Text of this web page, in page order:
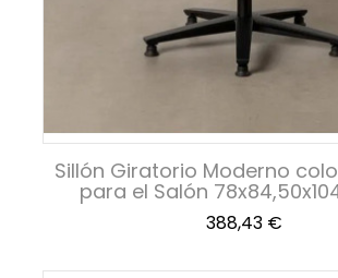
Sillón Giratorio Moderno
para el Salón
Precio
388,43 €